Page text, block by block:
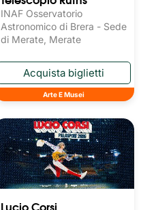
INAF Osservatorio
Astronomico di Brera - Sede
di Merate, Merate
Arte E Musei
Lucio Corsi